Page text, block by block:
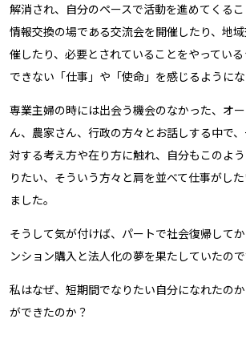
解消され、自分のペースで活動を進めてくるこ
情報交換の場である交流会を開催したり、地
催したり、必要とされていることをやってい
できない「仕事」や「使命」を感じるようにな
専業主婦の時には出会う機会のなかった、オ
ん、農家さん、行政の方々とお話しする中で
対する考え方や在り方に触れ、自分もこのよ
りたい、そういう方々と肩を並べて仕事がし
ました。
そうして気が付けば、パートで社会復帰して
ンション購入と法人化の夢を果たしていたので
私はなぜ、短期間でなりたい自分になれたの
ができたのか？